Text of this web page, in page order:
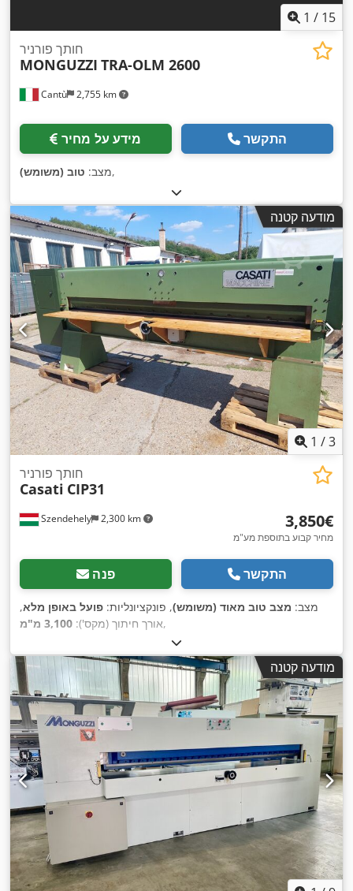
1 / 15
Cantù 2,755 km
חותך פורניר
MONGUZZI TRA-OLM 2600
מידע על מחיר התקשר
מצב: טוב (משומש) ,
מודעה קטנה
1 /3
Szendehely 2,300 km
חותך פורניר
Casati CIP31
‏3,850 ‏€
מחיר קבוע בתוספת מע"מ
פנה התקשר
מצב: מצב טוב מאוד (משומש), פונקציונליות: פועל באופן מלא,
אורך חיתוך (מקס'): 3,100 מ"מ ,
מודעה קטנה